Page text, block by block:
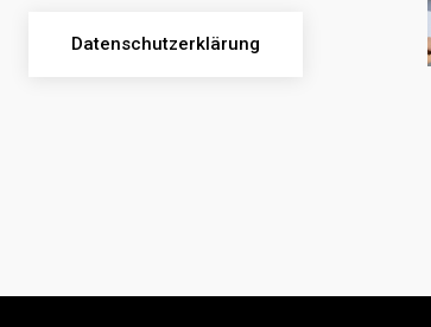
Datenschutzerklärung